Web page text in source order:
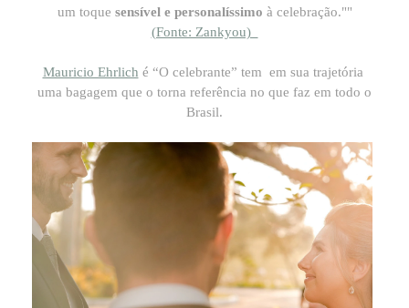
um toque sensível e personalíssimo à celebração.""
(Fonte: Zankyou)
Mauricio Ehrlich é “O celebrante” tem em sua trajetória
uma bagagem que o torna referência no que faz em todo o
Brasil.